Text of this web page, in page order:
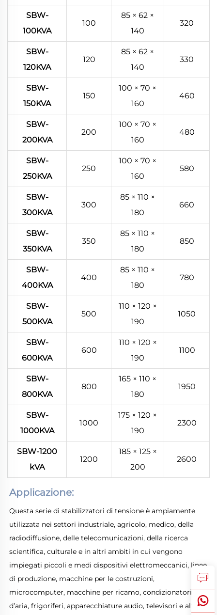
SBW-
100KVA
100
85 × 62 ×
140
320
SBW-
120KVA
120
85 × 62 ×
140
330
SBW-
150KVA
150
100 × 70 ×
160
460
SBW-
200KVA
200
100 × 70 ×
160
480
SBW-
250KVA
250
100 × 70 ×
160
580
SBW-
300KVA
300
85 × 110 ×
180
660
SBW-
350KVA
350
85 × 110 ×
180
850
SBW-
400KVA
400
85 × 110 ×
180
780
SBW-
500KVA
500
110 × 120 ×
190
1050
SBW-
600KVA
600
110 × 120 ×
190
1100
SBW-
800KVA
800
165 × 110 ×
180
1950
SBW-
1000KVA
1000
175 × 120 ×
190
2300
SBW-1200
kVA
1200
185 × 125 ×
200
2600
Applicazione:
Questa serie di stabilizzatori di tensione è ampiamente
utilizzata nei settori industriale, agricolo, medico, della
radiodiffusione, delle telecomunicazioni, della ricerca
scientifica, culturale e in altri ambiti in cui vengono
impiegati piccoli e medi dispositivi elettromeccanici, linee
di produzione, macchine per le costruzioni,
microcomputer, macchine per ricamo, condizionatori
d’aria, frigoriferi, apparecchiature audio, televisori e altri